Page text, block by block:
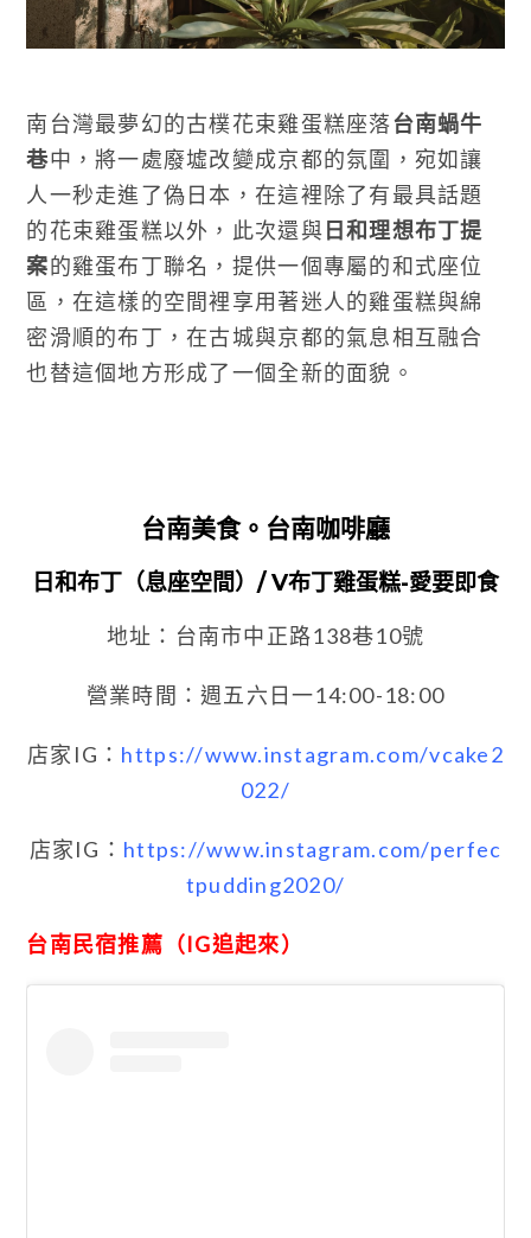
南台灣最夢幻的古樸花束雞蛋糕座落台南蝸牛
巷中，將一處廢墟改變成京都的氛圍，宛如讓
人一秒走進了偽日本，在這裡除了有最具話題
的花束雞蛋糕以外，此次還與 日和理想布丁提
案的雞蛋布丁聯名，提供一個專屬的和式座位
區，在這樣的空間裡享用著迷人的雞蛋糕與綿
密滑順的布丁，在古城與京都的氣息相互融合
也替這個地方形成了一個全新的面貌。
台南美食。台南咖啡廳
日和布丁（息座空間）/ V布丁雞蛋糕-愛要即食
地址：台南市中正路138巷10號
營業時間：週五六日一14:00-18:00
店家IG： https://www.instagram.com/vcake2
022/
店家IG： https://www.instagram.com/perfec
tpudding2020/
台南民宿推薦（IG追起來）